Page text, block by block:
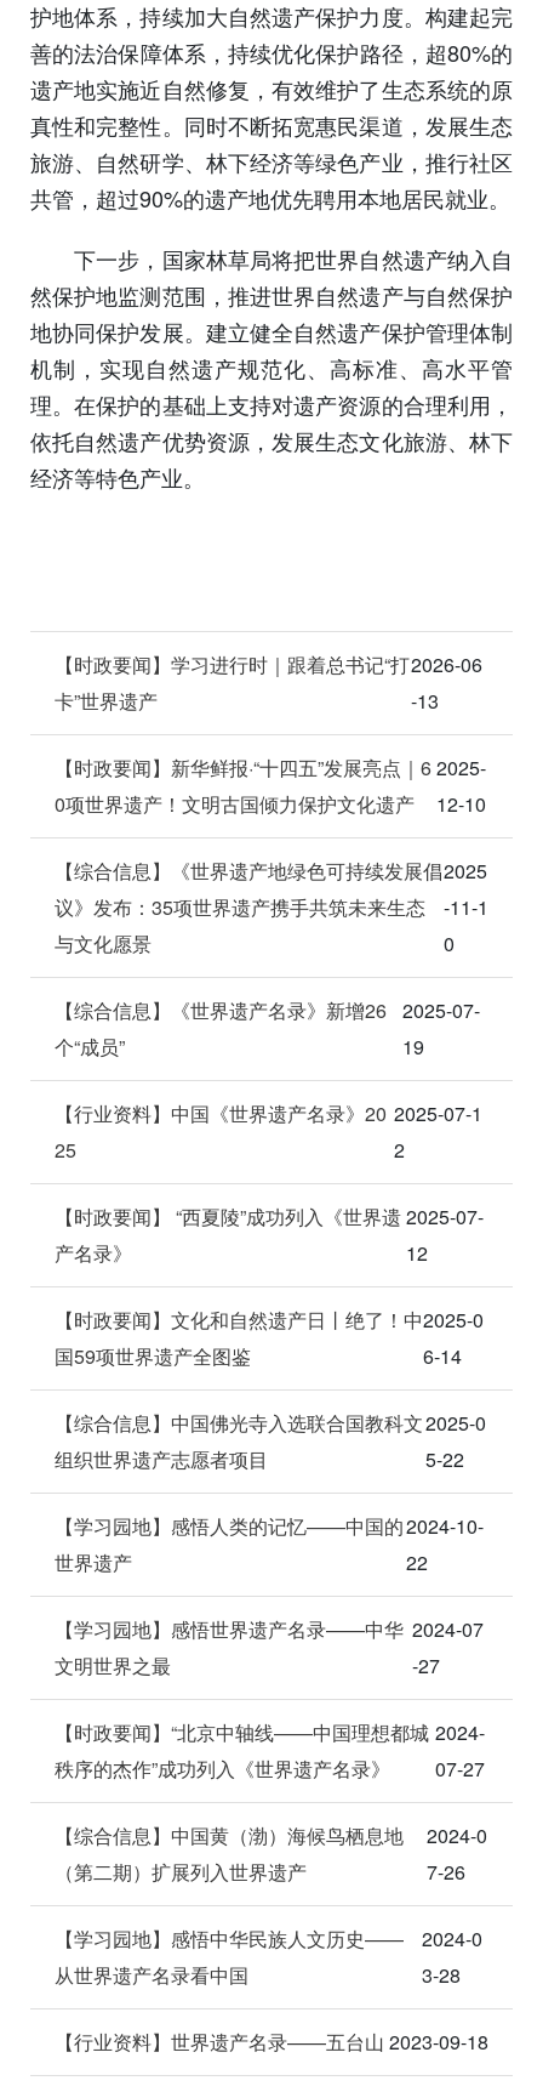
护地体系，持续加大自然遗产保护力度。构建起完
善的法治保障体系，持续优化保护路径，超80%的
遗产地实施近自然修复，有效维护了生态系统的原
真性和完整性。同时不断拓宽惠民渠道，发展生态
旅游、自然研学、林下经济等绿色产业，推行社区
共管，超过90%的遗产地优先聘用本地居民就业。
下一步，国家林草局将把世界自然遗产纳入自
然保护地监测范围，推进世界自然遗产与自然保护
地协同保护发展。建立健全自然遗产保护管理体制
机制，实现自然遗产规范化、高标准、高水平管
理。在保护的基础上支持对遗产资源的合理利用，
依托自然遗产优势资源，发展生态文化旅游、林下
经济等特色产业。
【时政要闻】学习进行时｜跟着总书记“打
卡”世界遗产
2026-06
-13
【时政要闻】新华鲜报·“十四五”发展亮点｜6
0项世界遗产！文明古国倾力保护文化遗产
2025-
12-10
【综合信息】《世界遗产地绿色可持续发展倡
议》发布：35项世界遗产携手共筑未来生态
与文化愿景
2025
-11-1
0
【综合信息】《世界遗产名录》新增26
个“成员”
2025-07-
19
【行业资料】中国《世界遗产名录》20
25
2025-07-1
2
【时政要闻】 “西夏陵”成功列入《世界遗
产名录》
2025-07-
12
【时政要闻】文化和自然遗产日丨绝了！中
国59项世界遗产全图鉴
2025-0
6-14
【综合信息】中国佛光寺入选联合国教科文
组织世界遗产志愿者项目
2025-0
5-22
【学习园地】感悟人类的记忆——中国的
世界遗产
2024-10-
22
【学习园地】感悟世界遗产名录——中华
文明世界之最
2024-07
-27
【时政要闻】“北京中轴线——中国理想都城
秩序的杰作”成功列入《世界遗产名录》
2024-
07-27
【综合信息】中国黄（渤）海候鸟栖息地
（第二期）扩展列入世界遗产
2024-0
7-26
【学习园地】感悟中华民族人文历史——
从世界遗产名录看中国
2024-0
3-28
【行业资料】世界遗产名录——五台山 2023-09-18